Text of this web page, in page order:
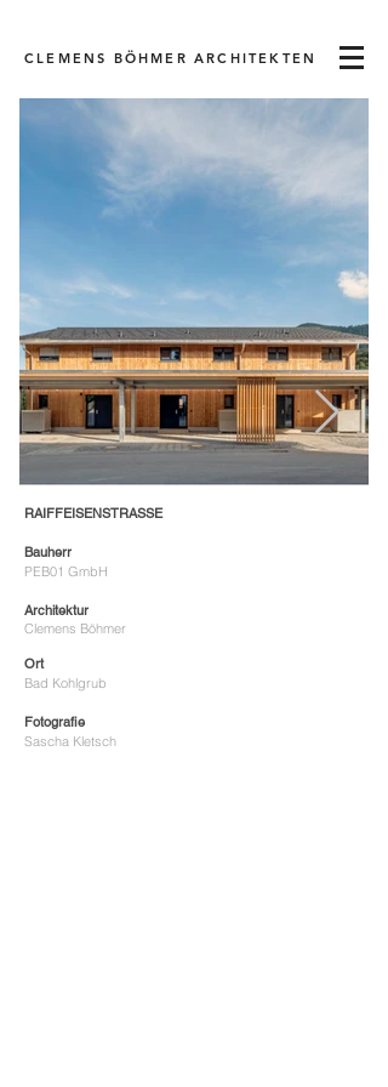
CLEMENS BÖHMER ARCHITEKTEN
RAIFFEISENSTRASSE
Bauherr
PEB01 GmbH
Architektur
Clemens Böhmer
Ort
Bad Kohlgrub
Fotografie
Sascha Kletsch